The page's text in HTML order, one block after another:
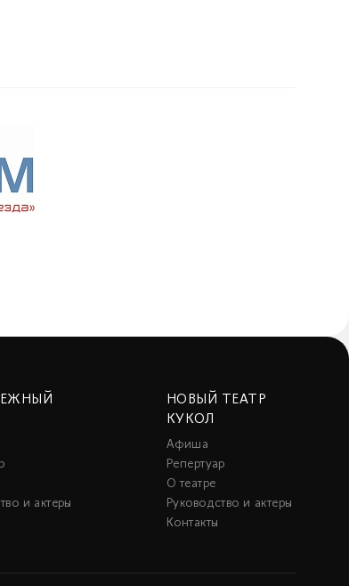
и актеры
НОВЫЙ ТЕАТР
КУКОЛ
Афиша
Репертуар
О театре
Руководство и актеры
Контакты